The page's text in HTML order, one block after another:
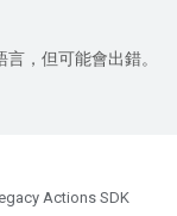
，但可能會出錯。
Actions SDK